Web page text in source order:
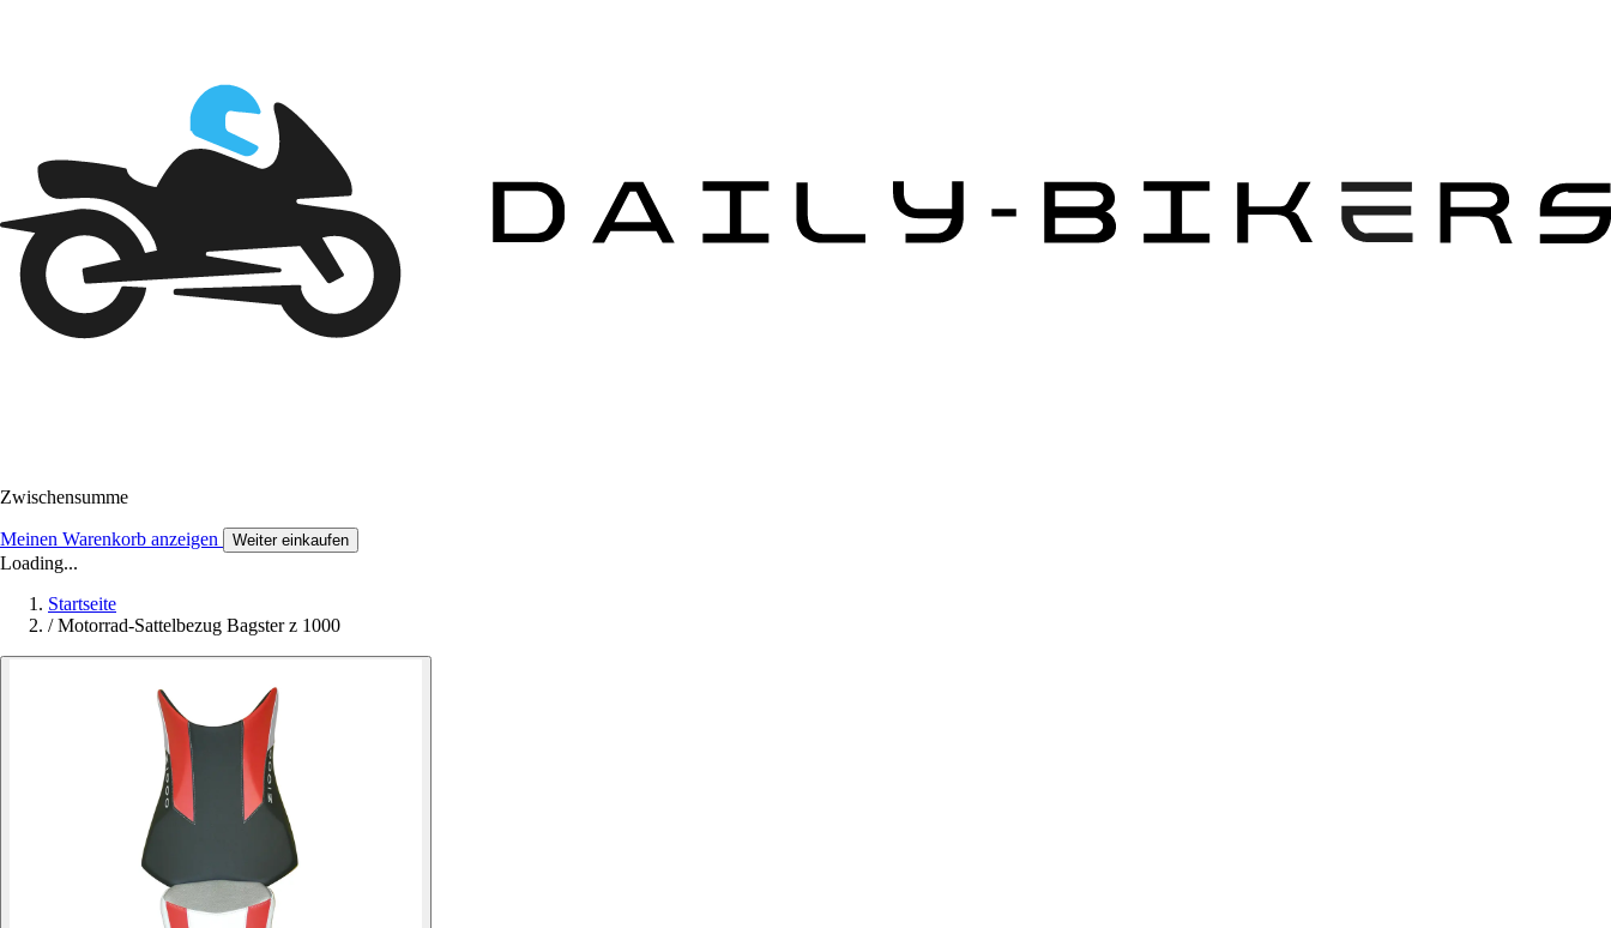
Zwischensumme
Meinen Warenkorb anzeigen Weiter einkaufen
Loading...
Startseite
/ Motorrad-Sattelbezug Bagster z 1000